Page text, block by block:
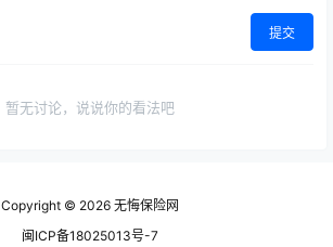
提交
暂无讨论，说说你的看法吧
Copyright © 2026 无悔保险网
闽ICP备18025013号-7